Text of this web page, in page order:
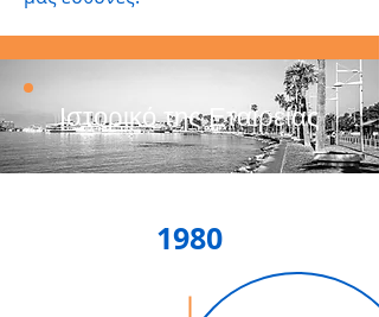
Ιστορικό της Εταιρείας
1980